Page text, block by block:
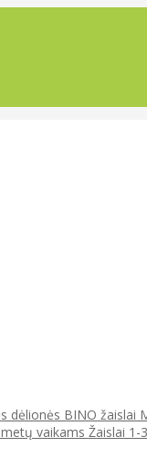
dėlionės BINO žaislai
vaikams Žaislai 1-